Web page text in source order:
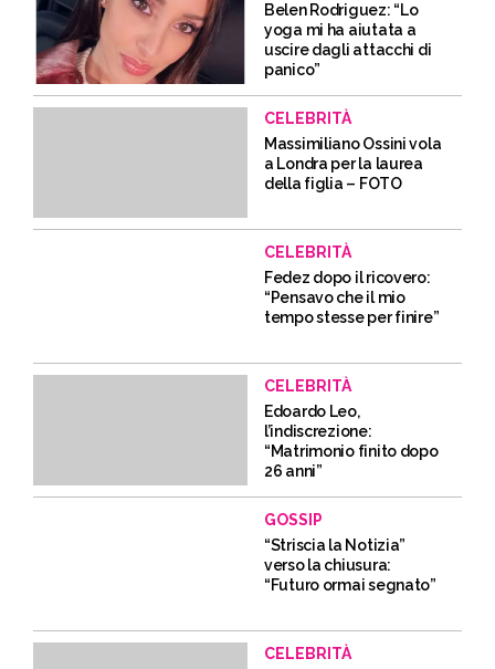
Belen Rodriguez: “Lo
yoga mi ha aiutata a
uscire dagli attacchi di
panico”
CELEBRITÀ
Massimiliano Ossini vola
a Londra per la laurea
della figlia – FOTO
CELEBRITÀ
Fedez dopo il ricovero:
“Pensavo che il mio
tempo stesse per finire”
CELEBRITÀ
Edoardo Leo,
l’indiscrezione:
“Matrimonio finito dopo
26 anni”
GOSSIP
“Striscia la Notizia”
verso la chiusura:
“Futuro ormai segnato”
CELEBRITÀ